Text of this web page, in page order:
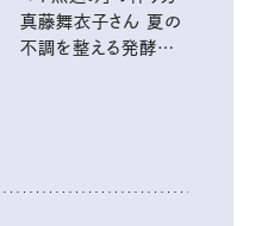
真藤舞衣子さん 夏の
不調を整える発酵レ